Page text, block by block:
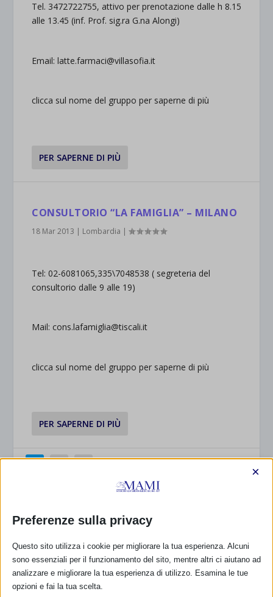
Tel. 3472722755, attivo per prenotazione dalle h 8.15
alle 13.45 (inf. Prof. sig.ra G.na Alongi)
Email: latte.farmaci@villasofia.it
clicca sul nome del gruppo per saperne di più
PER SAPERNE DI PIÙ
CONSULTORIO “LA FAMIGLIA” – MILANO
18 Mar 2013 | Lombardia |
Tel: 02-6081065,335\7048538 ( segreteria del
consultorio dalle 9 alle 19)
Mail: cons.lafamiglia@tiscali.it
clicca sul nome del gruppo per saperne di più
PER SAPERNE DI PIÙ
1 2
TUTTI GLI EVENTI
Preferenze sulla privacy
×
Questo sito utilizza i cookie per migliorare la tua esperienza. Alcuni
sono essenziali per il funzionamento del sito, mentre altri ci aiutano ad
analizzare e migliorare la tua esperienza di utilizzo. Esamina le tue
opzioni e fai la tua scelta.